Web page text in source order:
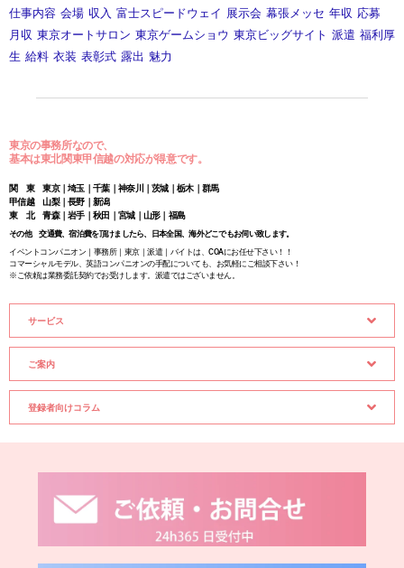
仕事内容 会場 収入 富士スピードウェイ 展示会 幕張メッセ 年収 応募
月収 東京オートサロン 東京ゲームショウ 東京ビッグサイト 派遣 福利厚
生 給料 衣装 表彰式 露出 魅力
東京の事務所なので、
基本は東北関東甲信越の対応が得意です。
関 東 東京｜埼玉｜千葉｜神奈川｜茨城｜栃木｜群馬
甲信越 山梨｜長野｜新潟
東 北 青森｜岩手｜秋田｜宮城｜山形｜福島
その他 交通費、宿泊費を頂けましたら、日本全国、海外どこでもお伺い致します。
イベントコンパニオン｜事務所｜東京｜派遣｜バイトは、COAにお任せ下さい！！
コマーシャルモデル、英語コンパニオンの手配についても、お気軽にご相談下さい！
※ご依頼は業務委託契約でお受けします。派遣ではございません。
サービス
ご案内
登録者向けコラム